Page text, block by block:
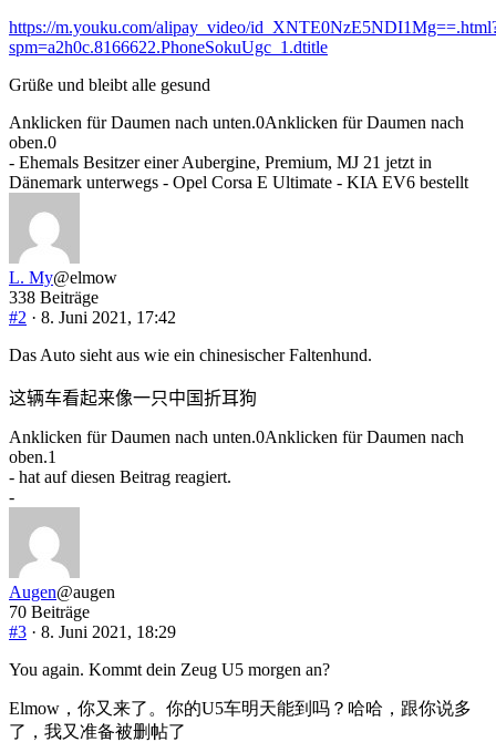
https://m.youku.com/alipay_video/
spm=a2h0c.8166622.PhoneSokuUgc_1.dtitle
Grüße und bleibt alle gesund
Anklicken für Daumen nach unten.0Anklicken für Daumen nach
oben.0
- Ehemals Besitzer einer Aubergine, Premium, MJ 21 jetzt in
Dänemark unterwegs - Opel Corsa E Ultimate - KIA EV6 bestellt
L. My@elmow
338 Beiträge
#2 · 8. Juni 2021, 17:42
Das Auto sieht aus wie ein chinesischer Faltenhund.
这辆车看起来像一只中国折耳狗
Anklicken für Daumen nach unten.0Anklicken für Daumen nach
oben.1
- hat auf diesen Beitrag reagiert.
-
Augen@augen
70 Beiträge
#3 · 8. Juni 2021, 18:29
You again. Kommt dein Zeug U5 morgen an?
Elmow，你又来了。你的U5车明天能到吗？哈哈，跟你说多
了，我又准备被删帖了